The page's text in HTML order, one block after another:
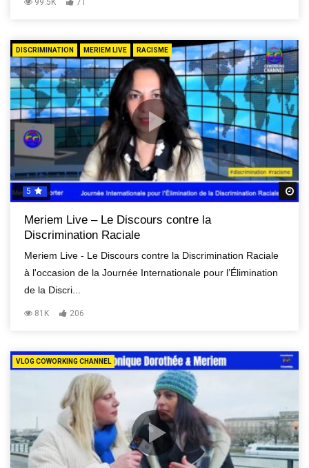
99.5K 71
DISCRIMINATION MERIEM LIVE RACISME
5
Meriem Live – Le Discours contre la
Discrimination Raciale
Meriem Live - Le Discours contre la Discrimination Raciale
à l'occasion de la Journée Internationale pour l’Élimination
de la Discri...
81K 206
VLOG COWORKING CHANNEL